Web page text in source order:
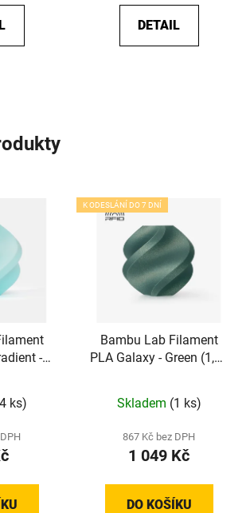
DETAIL
-
ks)
K ODESLÁNÍ DO 7 DNÍ
Bambu Lab Filament
PLA Galaxy - Green (1,75
Skladem (1 ks)
867 Kč bez DPH
1 049 Kč
DO KOŠÍKU